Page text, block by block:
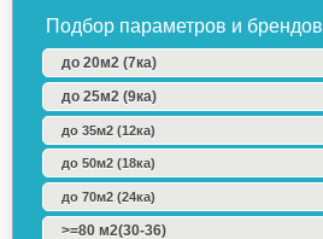
Подбор параметров и брендов
до 20м2 (7ка)
до 25м2 (9ка)
до 35м2 (12ка)
до 50м2 (18ка)
до 70м2 (24ка)
>=80 м2(30-36)